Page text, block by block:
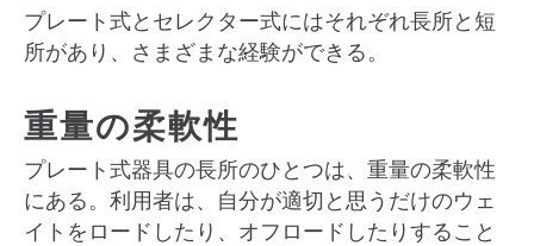
プレート式とセレクター式にはそれぞれ長所と短
所があり、さまざまな経験ができる。
重量の柔軟性
プレート式器具の長所のひとつは、重量の柔軟性
にある。利用者は、自分が適切と思うだけのウェ
イトをロードしたり、オフロードしたりすること